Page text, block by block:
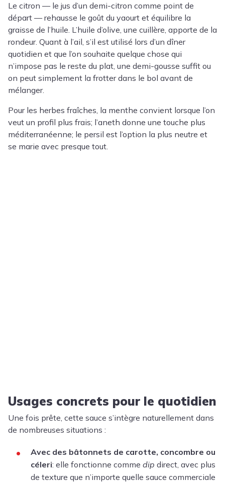
Le citron — le jus d’un demi-citron comme point de
départ — rehausse le goût du yaourt et équilibre la
graisse de l’huile. L’huile d’olive, une cuillère, apporte de la
rondeur. Quant à l’ail, s’il est utilisé lors d’un dîner
quotidien et que l’on souhaite quelque chose qui
n’impose pas le reste du plat, une demi-gousse suffit ou
on peut simplement la frotter dans le bol avant de
mélanger.
Pour les herbes fraîches, la menthe convient lorsque l’on
veut un profil plus frais; l’aneth donne une touche plus
méditerranéenne; le persil est l’option la plus neutre et
se marie avec presque tout.
Usages concrets pour le quotidien
Une fois prête, cette sauce s’intègre naturellement dans
de nombreuses situations :
Avec des bâtonnets de carotte, concombre ou
céleri: elle fonctionne comme dip direct, avec plus
de texture que n’importe quelle sauce commerciale